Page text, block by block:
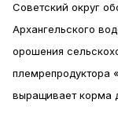
Советский округ
Архангельского
орошения
племрепродуктора
выращивает корма